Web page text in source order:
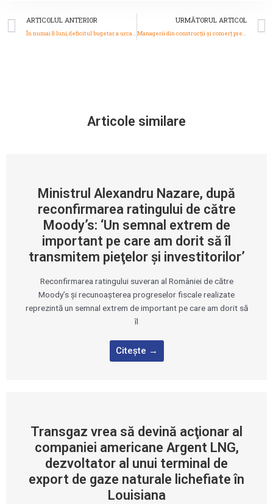
Prev
ARTICOLUL ANTERIOR
În numai 8 luni, deficitul bugetar a urcat la 4,54% din PIB
URMĂTORUL ARTICOL
Managerii din construcţii şi comerţ preconizează scădereaa activităţii în construcţii şi comerţ și o creştere a preţurilor în toate sectoarele
Articole similare
Ministrul Alexandru Nazare, după
reconfirmarea ratingului de către
Moody’s: ‘Un semnal extrem de
important pe care am dorit să îl
transmitem pieţelor şi investitorilor’
Reconfirmarea ratingului suveran al României de către
Moody’s şi recunoaşterea progreselor fiscale realizate
reprezintă un semnal extrem de important pe care am dorit să
îl
Citește →
Transgaz vrea să devină acţionar al
companiei americane Argent LNG,
dezvoltator al unui terminal de
export de gaze naturale lichefiate în
Louisiana